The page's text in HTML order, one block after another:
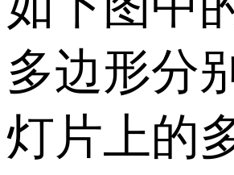
多边形分
灯片上的